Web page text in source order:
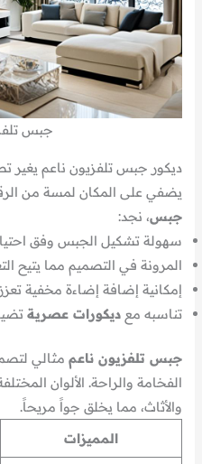
جبس
ديكور جبس تلفزيون ناعم يغير
يضفي على المكان لمسة من
جبس، نجد:
سهولة تشكيل الجبس وفق
المرونة في التصميم مما يتيح
إمكانية إضافة إضاءة مخفية
تناسبه معديكورات عصرية
جبس تلفزيون ناعم مثالي
الفخامة والراحة. الألوان
والأثاث، مما يخلق جواً مريحاً.
المميزات